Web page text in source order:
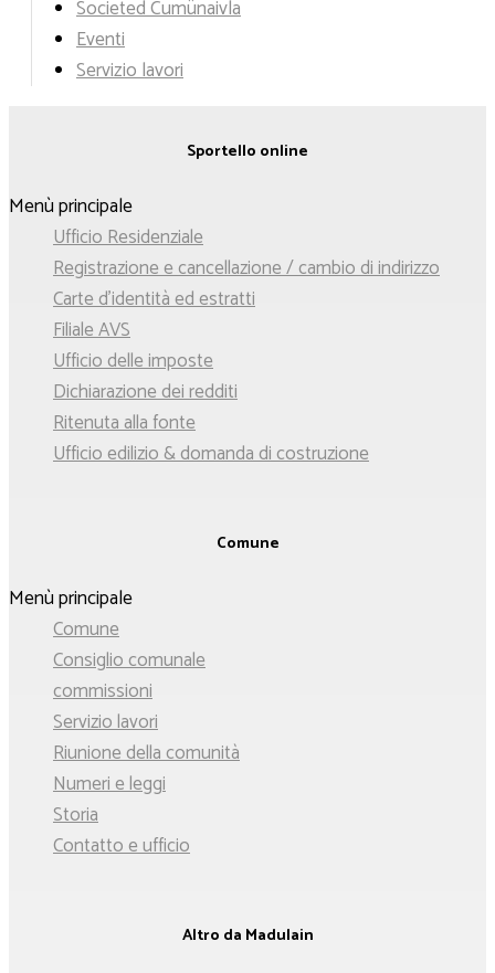
Societed Cumünaivla
Eventi
Servizio lavori
Sportello online
Menù principale
Ufficio Residenziale
Registrazione e cancellazione / cambio di indirizzo
Carte d'identità ed estratti
Filiale AVS
Ufficio delle imposte
Dichiarazione dei redditi
Ritenuta alla fonte
Ufficio edilizio & domanda di costruzione
Comune
Menù principale
Comune
Consiglio comunale
commissioni
Servizio lavori
Riunione della comunità
Numeri e leggi
Storia
Contatto e ufficio
Altro da Madulain